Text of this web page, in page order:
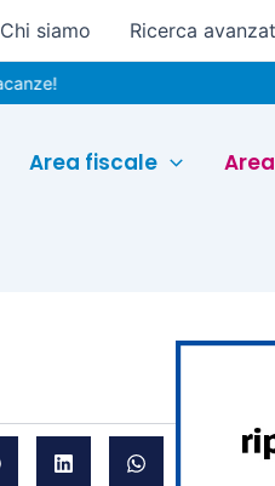
Chi siamo Ricerca
Area fiscale